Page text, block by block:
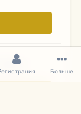
Больше